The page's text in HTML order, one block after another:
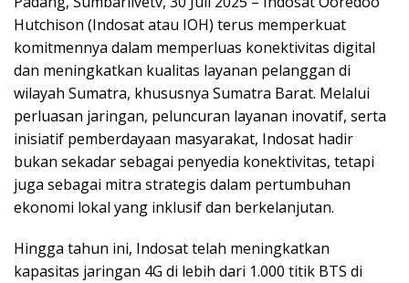
Hutchison (Indosat atau IOH) terus memperkuat
komitmennya dalam memperluas konektivitas digital
dan meningkatkan kualitas layanan pelanggan di
wilayah Sumatra, khususnya Sumatra Barat. Melalui
perluasan jaringan, peluncuran layanan inovatif, serta
inisiatif pemberdayaan masyarakat, Indosat hadir
bukan sekadar sebagai penyedia konektivitas, tetapi
juga sebagai mitra strategis dalam pertumbuhan
ekonomi lokal yang inklusif dan berkelanjutan.
Hingga tahun ini, Indosat telah meningkatkan
kapasitas jaringan 4G di lebih dari 1.000 titik BTS di